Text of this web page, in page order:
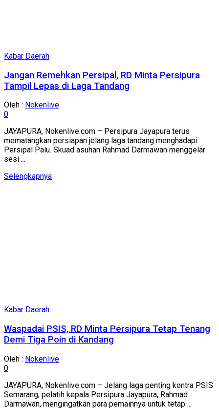
Kabar Daerah
Jangan Remehkan Persipal, RD Minta Persipura
Tampil Lepas di Laga Tandang
Oleh : Nokenlive
0
JAYAPURA, Nokenlive.com – Persipura Jayapura terus
mematangkan persiapan jelang laga tandang menghadapi
Persipal Palu. Skuad asuhan Rahmad Darmawan menggelar
sesi ...
SelengkapnyaDetails
Kabar Daerah
Waspadai PSIS, RD Minta Persipura Tetap Tenang
Demi Tiga Poin di Kandang
Oleh : Nokenlive
0
JAYAPURA, Nokenlive.com – Jelang laga penting kontra PSIS
Semarang, pelatih kepala Persipura Jayapura, Rahmad
Darmawan, mengingatkan para pemainnya untuk tetap ...